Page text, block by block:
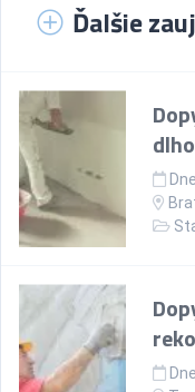
Ďalšie